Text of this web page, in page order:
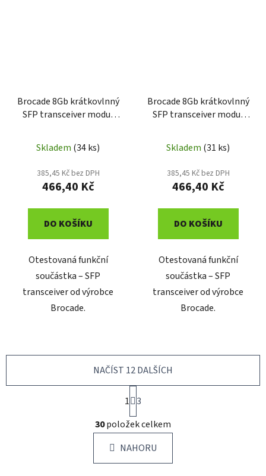
Brocade 8Gb krátkovlnný
SFP transceiver modul
Skladem (34 ks)
385,45 Kč bez DPH
466,40 Kč
DO KOŠÍKU
Otestovaná funkční
součástka – SFP
transceiver od výrobce
Brocade.
Brocade 8Gb krátkovlnný
SFP transceiver modul
Skladem (31 ks)
385,45 Kč bez DPH
466,40 Kč
DO KOŠÍKU
Otestovaná funkční
součástka – SFP
transceiver od výrobce
Brocade.
O
v
l
á
d
NAČÍST 12 DALŠÍCH
S
t
r
á
n
k
1 3
30položek celkem
NAHORU